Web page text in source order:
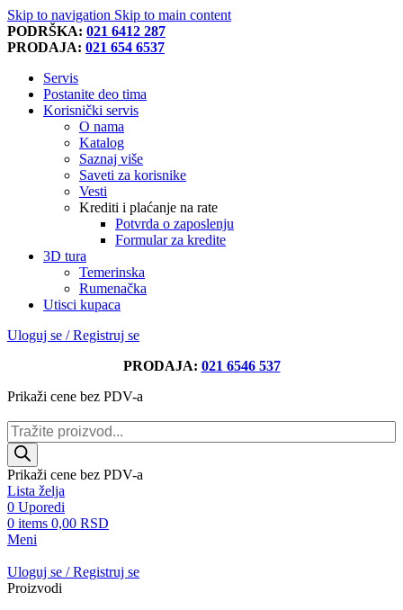
Skip to navigation Skip to main content
PODRŠKA: 021 6412 287
PRODAJA: 021 654 6537
Servis
Postanite deo tima
Korisnički servis
O nama
Katalog
Saznaj više
Saveti za korisnike
Vesti
Krediti i plaćanje na rate
Potvrda o zaposlenju
Formular za kredite
3D tura
Temerinska
Rumenačka
Utisci kupaca
Uloguj se / Registruj se
PRODAJA: 021 6546 537
Prikaži cene bez PDV-a
Products
search
Prikaži cene bez PDV-a
Lista želja
0 Uporedi
0 items 0,00 RSD
Meni
Uloguj se / Registruj se
Proizvodi